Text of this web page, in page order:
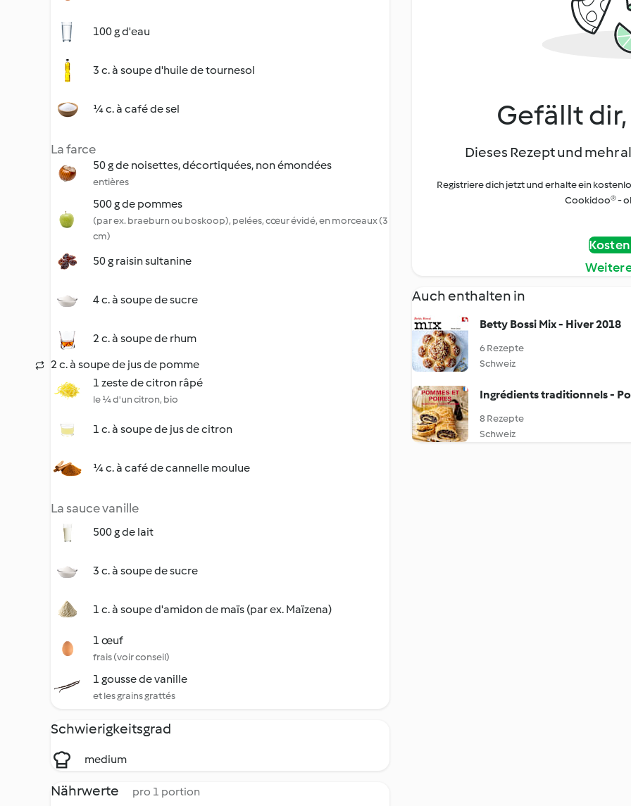
100 g d'eau
3 c. à soupe d'huile de tournesol
¼ c. à café de sel
La farce
50 g de noisettes, décortiquées, non émondées
entières
500 g de pommes
(par ex. braeburn ou boskoop), pelées, cœur évidé, en morceaux (3
cm)
50 g raisin sultanine
4 c. à soupe de sucre
2 c. à soupe de rhum
2 c. à soupe de jus de pomme
1 zeste de citron râpé
le ¼ d'un citron, bio
1 c. à soupe de jus de citron
¼ c. à café de cannelle moulue
La sauce vanille
500 g de lait
3 c. à soupe de sucre
1 c. à soupe d'amidon de maïs (par ex. Maïzena)
1 œuf
frais (voir conseil)
1 gousse de vanille
et les grains grattés
Schwierigkeitsgrad
medium
Nährwerte pro 1 portion
Gefällt
Dieses Rezept und mehr
Registriere dich jetzt und erhalte ein
Cookidoo® -
Auch enthalten in
Betty Bossi Mix - Hiver 2018
6 Rezepte
Schweiz
Ingrédients traditionnels -
8 Rezepte
Schweiz